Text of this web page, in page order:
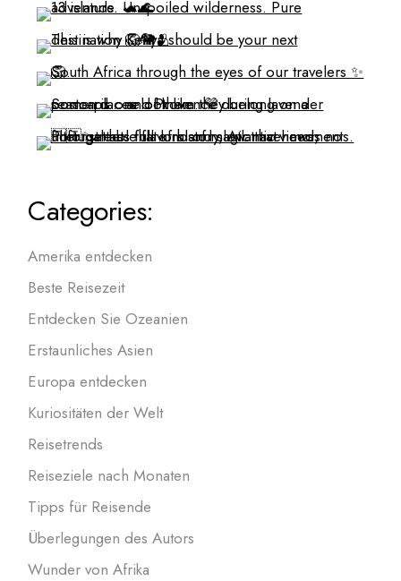
Categories:
Amerika entdecken
Beste Reisezeit
Entdecken Sie Ozeanien
Erstaunliches Asien
Europa entdecken
Kuriositäten der Welt
Reisetrends
Reiseziele nach Monaten
Tipps für Reisende
Überlegungen des Autors
Wunder von Afrika